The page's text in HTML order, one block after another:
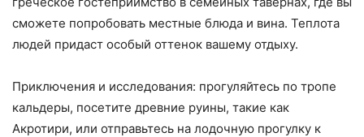
сможете попробовать местные блюда и вина. Теплота
людей придаст особый оттенок вашему отдыху.
Приключения и исследования: прогуляйтесь по тропе
кальдеры, посетите древние руины, такие как
Акротири, или отправьтесь на лодочную прогулку к